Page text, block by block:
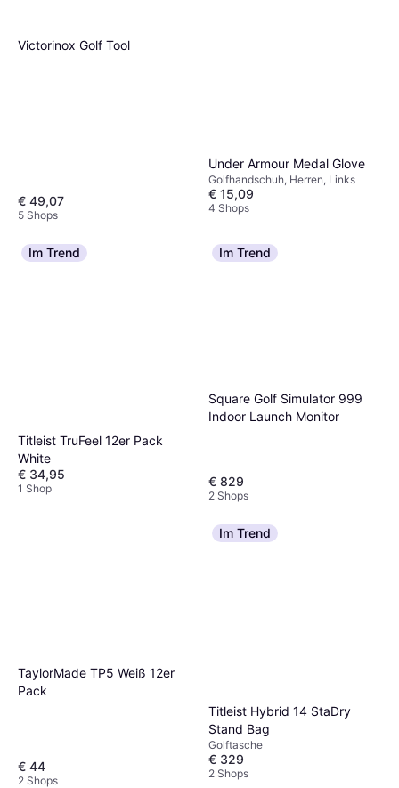
Victorinox Golf Tool
€ 49,07
5 Shops
Under Armour Medal Glove
Golfhandschuh, Herren, Links
€ 15,09
4 Shops
Im Trend
Titleist TruFeel 12er Pack
White
€ 34,95
1 Shop
Im Trend
Square Golf Simulator 999
Indoor Launch Monitor
€ 829
2 Shops
TaylorMade TP5 Weiß 12er
Pack
€ 44
2 Shops
Im Trend
Titleist Hybrid 14 StaDry
Stand Bag
Golftasche
€ 329
2 Shops